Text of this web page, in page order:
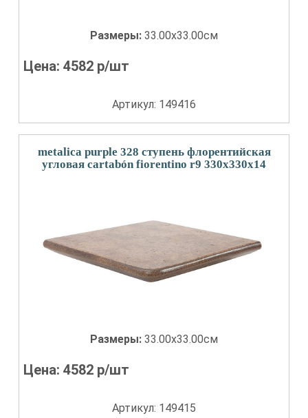
Размеры: 33.00x33.00см
Цена:4582 р/шт
Артикул: 149416
metalica purple 328 ступень флорентийская
угловая cartabón fiorentino r9 330x330x14
Размеры: 33.00x33.00см
Цена:4582 р/шт
Артикул: 149415